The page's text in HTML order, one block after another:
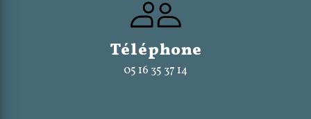
Téléphone
05 16 35 37 14